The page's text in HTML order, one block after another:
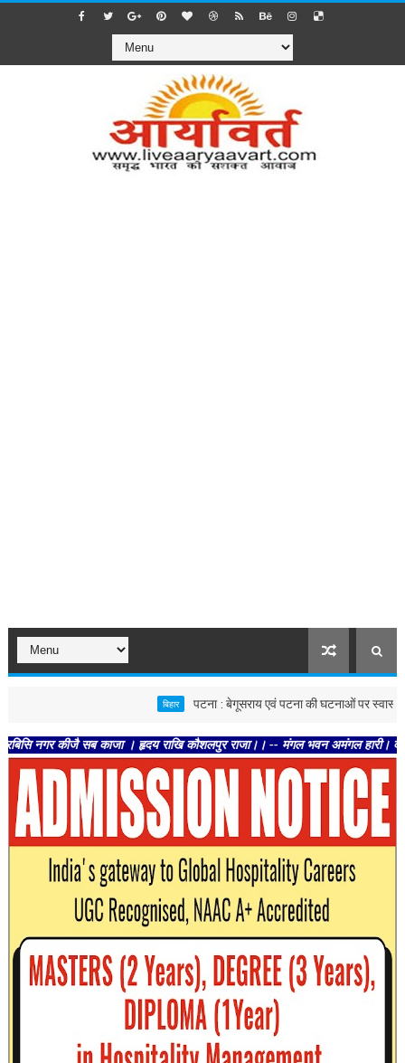
पटना : बेगूसराय एवं पटना की घटनाओं पर स्वास्थ्य विभाग
कीजै सब काजा । हृदय राखि कौशलपुर राजा।। -- मंगल भवन अमंगल हारी। द्रवहु